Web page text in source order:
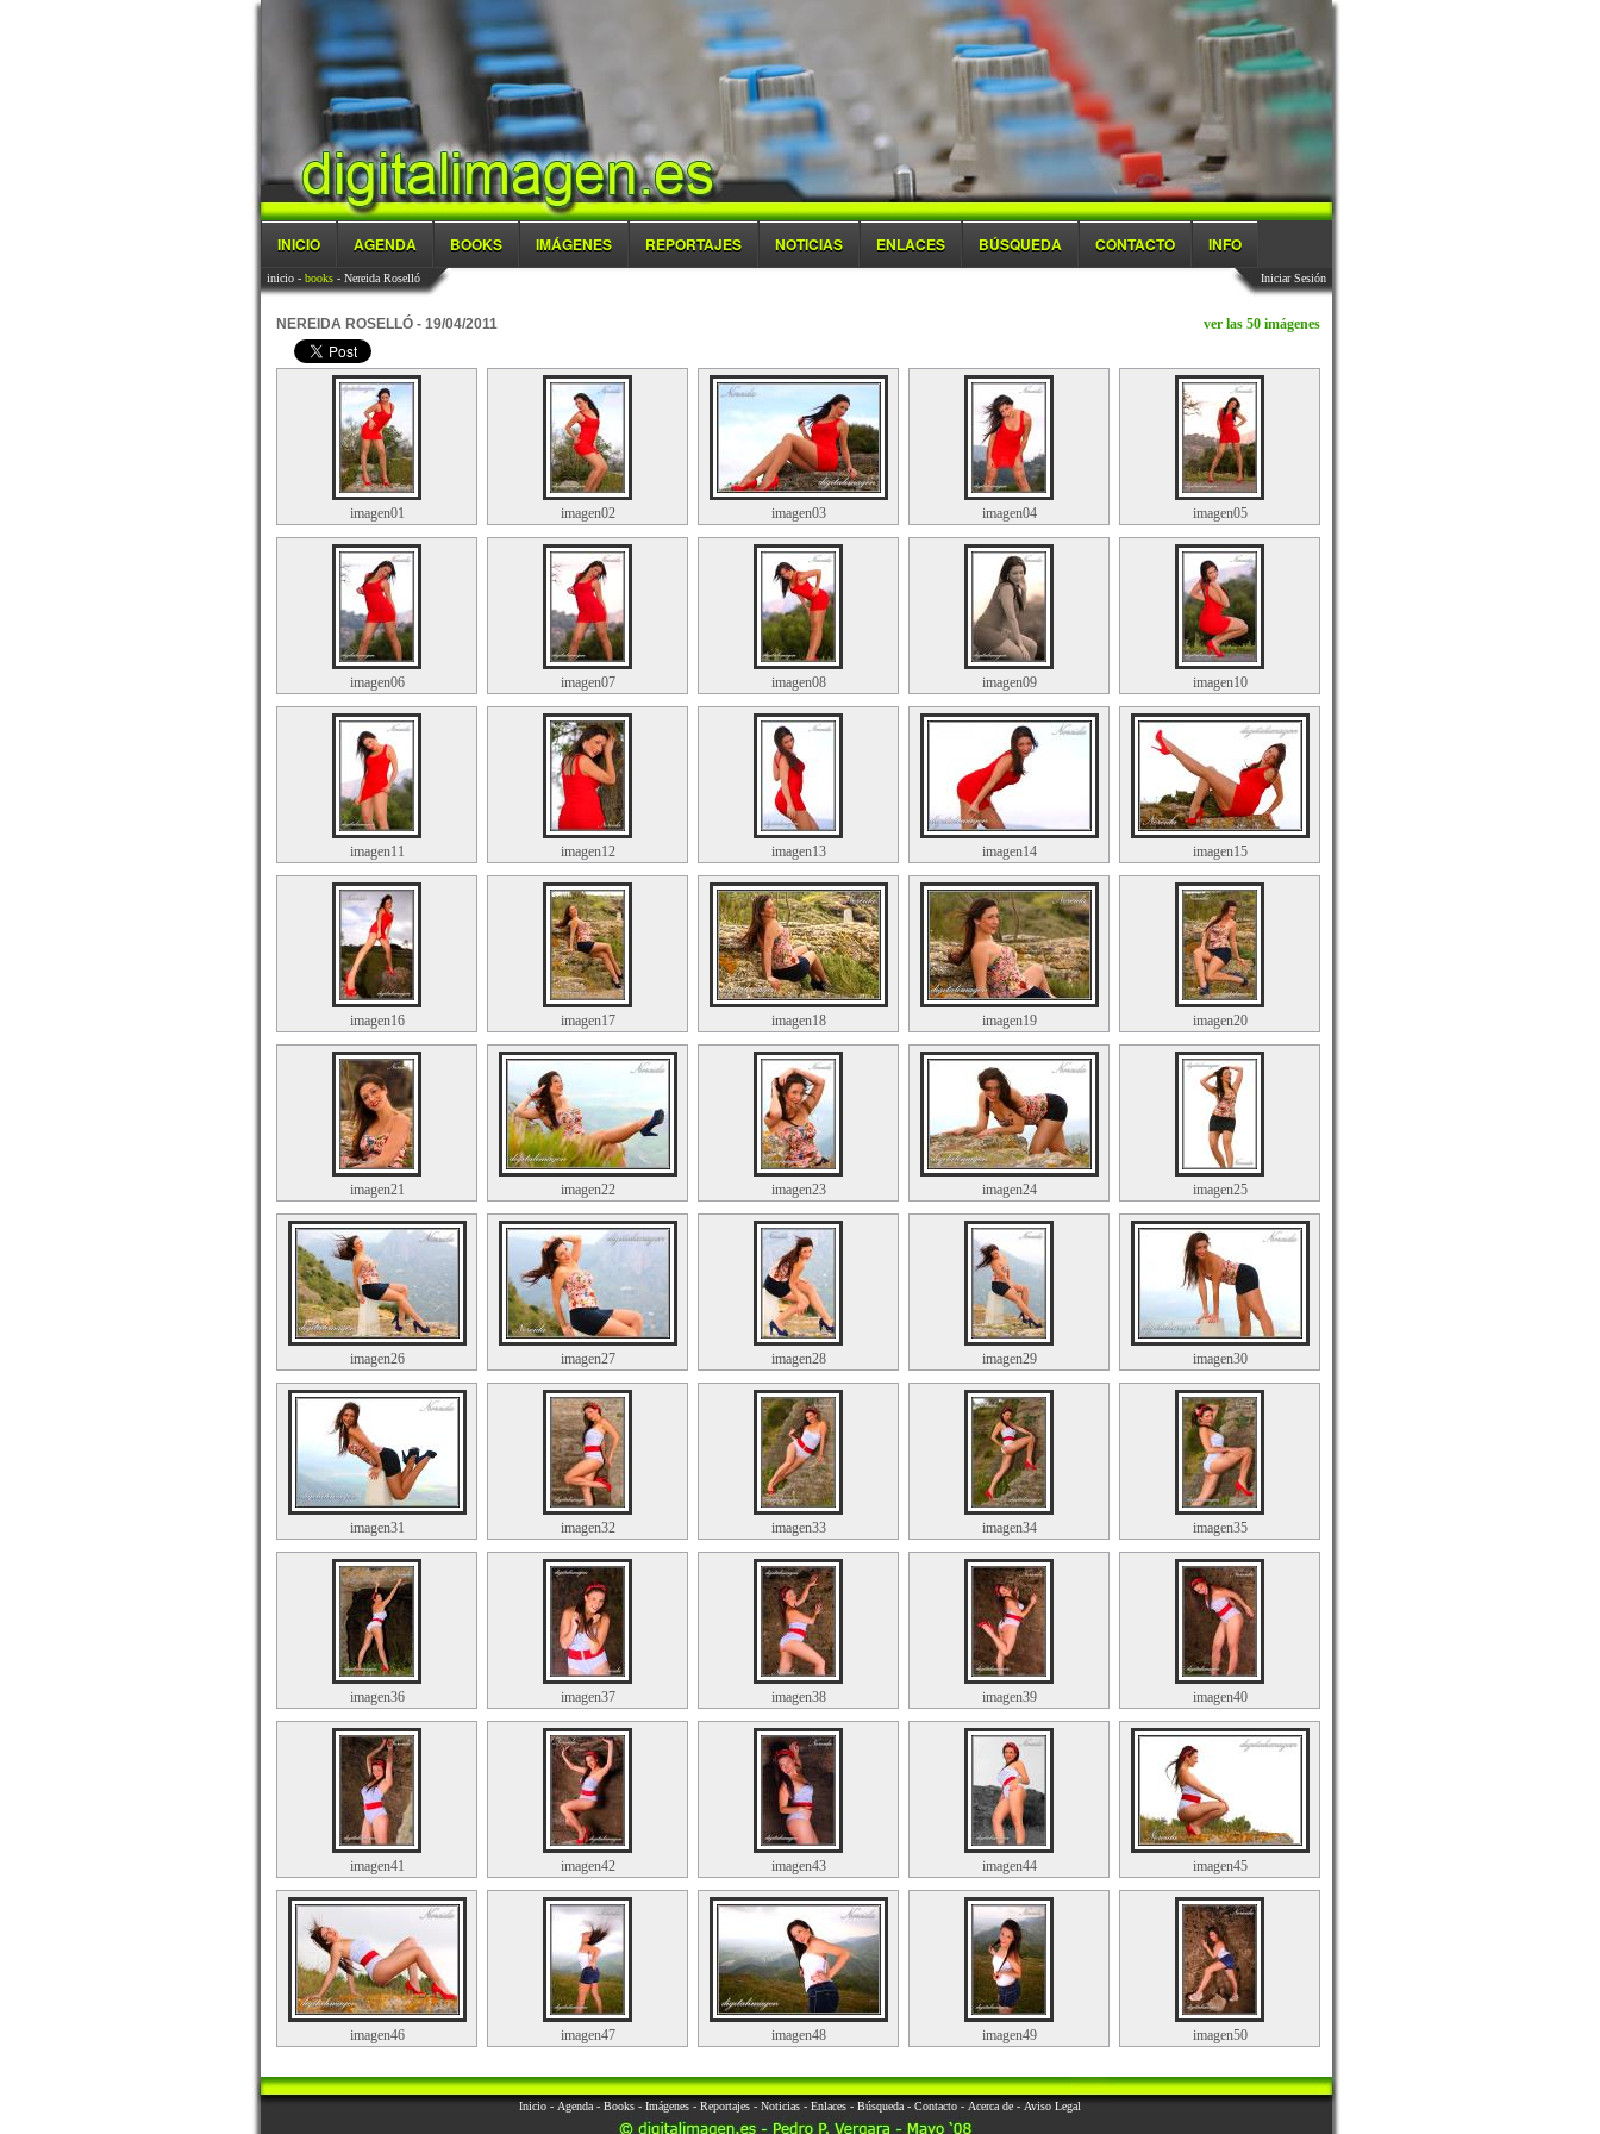
INICIO AGENDA BOOKS IMÁGENES REPORTAJES NOTICIAS ENLACES BÚSQUEDA CONTACTO INFO
inicio- books- Nereida Roselló Iniciar Sesión
NEREIDA ROSELLÓ - 19/04/2011 ver las 50 imágenes
imagen01 imagen02 imagen03 imagen04 imagen05
imagen06 imagen07 imagen08 imagen09 imagen10
imagen11 imagen12 imagen13 imagen14 imagen15
imagen16 imagen17 imagen18 imagen19 imagen20
imagen21 imagen22 imagen23 imagen24 imagen25
imagen26 imagen27 imagen28 imagen29 imagen30
imagen31 imagen32 imagen33 imagen34 imagen35
imagen36 imagen37 imagen38 imagen39 imagen40
imagen41 imagen42 imagen43 imagen44 imagen45
imagen46 imagen47 imagen48 imagen49 imagen50
Inicio - Agenda - Books - Imágenes - Reportajes - Noticias - Enlaces - Búsqueda - Contacto - Acerca de - Aviso Legal